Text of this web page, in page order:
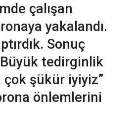
çalışan
yakalandı.
Sonuç
tedirginlik
çok şükür iyiyiz”
önlemlerini